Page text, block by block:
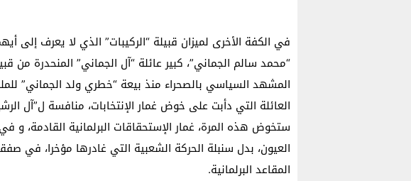
“محمد سالم الجماني”، كبير عائلة “آل الجماني” المنحدرة من
العائلة التي دأبت على خوض غمار الإنتخابات، منافسة ل”آل
ستخوض هذه المرة، غمار الإستحقاقات البرلمانية القادمة، و في
العيون، بدل سنبلة الحركة الشعبية التي غادرها مؤخرا، في
المقاعد البرلمانية.